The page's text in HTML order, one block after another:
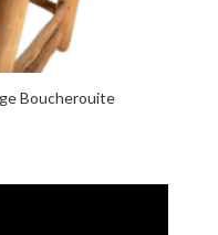
Boucherouite